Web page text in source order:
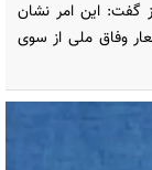
گفت: این امر نشان
وفاق ملی از سوی